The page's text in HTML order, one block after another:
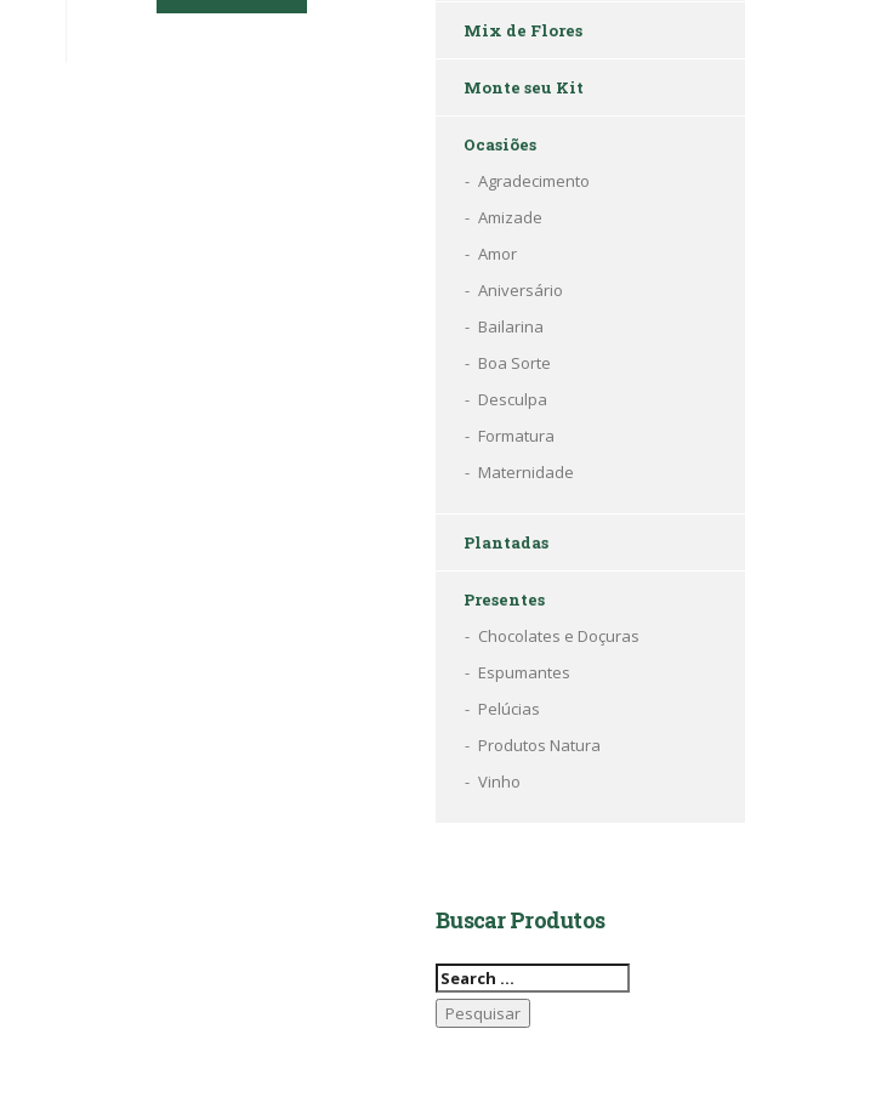
Mix de Flores
Monte seu Kit
Ocasiões
Agradecimento
Amizade
Amor
Aniversário
Bailarina
Boa Sorte
Desculpa
Formatura
Maternidade
Plantadas
Presentes
Chocolates e Doçuras
Espumantes
Pelúcias
Produtos Natura
Vinho
Buscar Produtos
Pesquisar
por: